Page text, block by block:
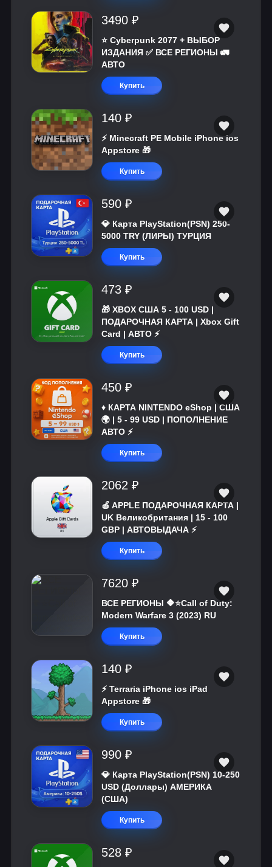
3490 ₽
⭐ Cyberpunk 2077 + ВЫБОР
ИЗДАНИЯ ✅ ВСЕ РЕГИОНЫ 🚛
АВТО
Купить
140 ₽
⚡️ Minecraft PE Mobile iPhone ios
Appstore 🎁
Купить
590 ₽
💎 Карта PlayStation(PSN) 250-
5000 TRY (ЛИРЫ) ТУРЦИЯ
Купить
473 ₽
🎁 XBOX США 5 - 100 USD |
ПОДАРОЧНАЯ КАРТА | Xbox Gift
Card | АВТО ⚡
Купить
450 ₽
♦️ КАРТА NINTENDO eShop | США
🌍 | 5 - 99 USD | ПОПОЛНЕНИЕ
АВТО ⚡
Купить
2062 ₽
🍎 APPLE ПОДАРОЧНАЯ КАРТА |
UK Великобритания | 15 - 100
GBP | АВТОВЫДАЧА ⚡️
Купить
7620 ₽
ВСЕ РЕГИОНЫ 🔶⭐Call of Duty:
Modern Warfare 3 (2023) RU
Купить
140 ₽
⚡️ Terraria iPhone ios iPad
Appstore 🎁
Купить
990 ₽
💎 Карта PlayStation(PSN) 10-250
USD (Доллары) АМЕРИКА
(США)
Купить
528 ₽